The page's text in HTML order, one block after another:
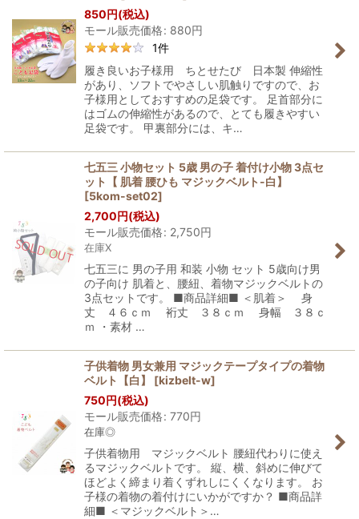
850円(税込)
モール販売価格: 880円
1件
履き良いお子様用 ちとせたび 日本製 伸縮性
があり、ソフトでやさしい肌触りですので、お
子様用としておすすめの足袋です。 足首部分に
はゴムの伸縮性があるので、とても履きやすい
足袋です。 甲裏部分には、キ…
七五三 小物セット 5歳 男の子 着付け小物 3点セ
ット【 肌着 腰ひも マジックベルト-白】
[5kom-set02]
2,700円(税込)
モール販売価格: 2,750円
在庫X
七五三に 男の子用 和装 小物 セット 5歳向け男
の子向け 肌着と、腰紐、着物マジックベルトの
3点セットです。 ■商品詳細■ ＜肌着＞ 身
丈 ４６ｃｍ 裄丈 ３８ｃｍ 身幅 ３８ｃ
ｍ ・素材 …
子供着物 男女兼用 マジックテープタイプの着物
ベルト【白】
[kizbelt-w]
750円(税込)
モール販売価格: 770円
在庫◎
子供着物用 マジックベルト 腰紐代わりに使え
るマジックベルトです。 縦、横、斜めに伸びて
ほどよく締まり着くずれしにくくなります。 お
子様の着物の着付けにいかがですか？ ■商品詳
細■ ＜マジックベルト＞…